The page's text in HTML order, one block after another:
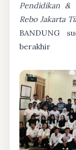
Pendidikan &
Rebo Jakarta
BANDUNG
berakhir